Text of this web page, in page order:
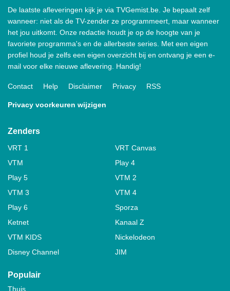
De laatste afleveringen kijk je via TVGemist.be. Je bepaalt zelf
wanneer: niet als de TV-zender ze programmeert, maar wanneer
het jou uitkomt. Onze redactie houdt je op de hoogte van je
favoriete programma's en de allerbeste series. Met een eigen
profiel houd je zelfs een eigen overzicht bij en ontvang je een e-
mail voor elke nieuwe aflevering. Handig!
Contact Help Disclaimer Privacy RSS
Privacy voorkeuren wijzigen
Zenders
VRT 1
VRT Canvas
VTM
Play 4
Play 5
VTM 2
VTM 3
VTM 4
Play 6
Sporza
Ketnet
Kanaal Z
VTM KIDS
Nickelodeon
Disney Channel
JIM
Populair
Thuis